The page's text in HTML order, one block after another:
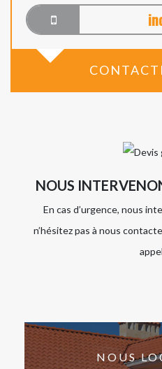
NOUS
En cas d’urgence, nous
n’hésitez pas à nous
NOUS